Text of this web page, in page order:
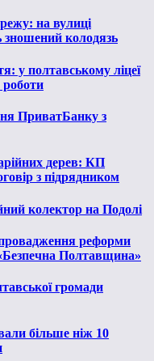
на вулиці
зношений колодязь
у полтавському ліцеї
ПриватБанку з
дерев: КП
з підрядником
колектор на Подолі
реформи
Полтавщина»
громади
більше ніж 10